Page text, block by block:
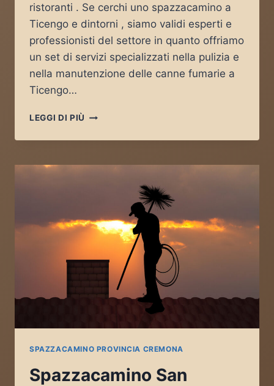
ristoranti . Se cerchi uno spazzacamino a
Ticengo e dintorni , siamo validi esperti e
professionisti del settore in quanto offriamo
un set di servizi specializzati nella pulizia e
nella manutenzione delle canne fumarie a
Ticengo…
LEGGI DI PIÙ SPAZZACAMINO
SPAZZACAMINO PROVINCIA CREMONA
Spazzacamino San